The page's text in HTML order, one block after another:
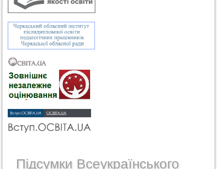
Підсумки Всеукраїнського